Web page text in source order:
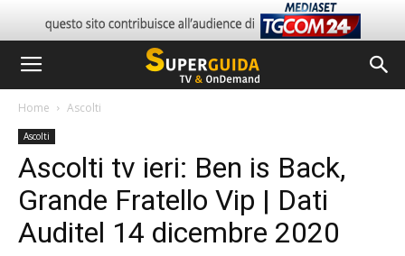
Home Ascolti
Ascolti
Ascolti tv ieri: Ben is Back,
Grande Fratello Vip | Dati
Auditel 14 dicembre 2020